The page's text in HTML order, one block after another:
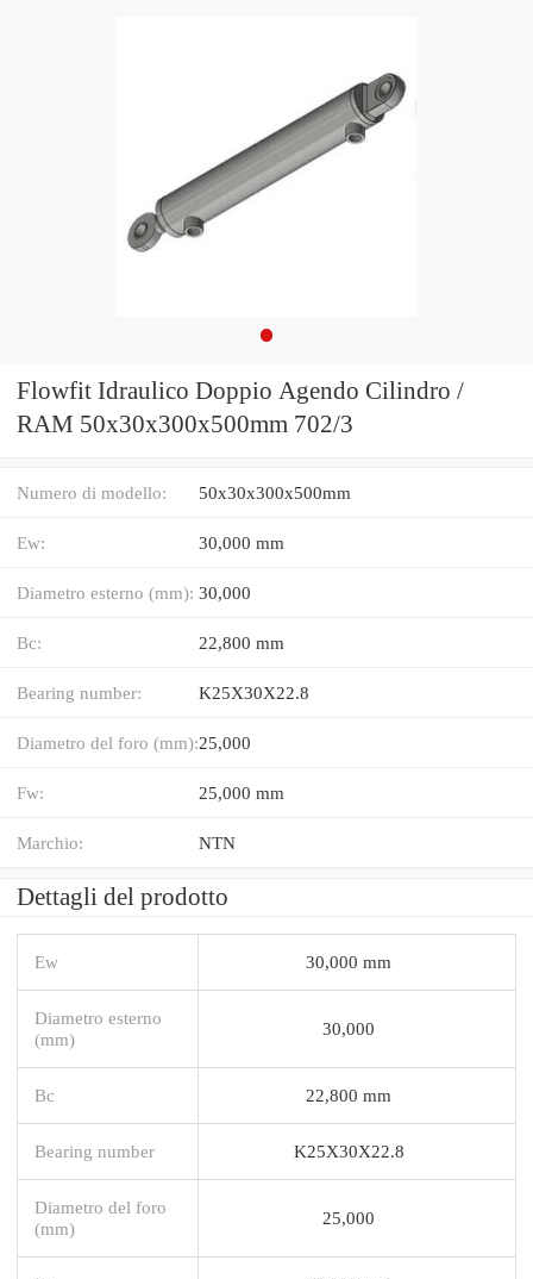
Flowfit Idraulico Doppio Agendo Cilindro /
RAM 50x30x300x500mm 702/3
Numero di modello: 50x30x300x500mm
Ew: 30,000 mm
Diametro esterno (mm): 30,000
Bc: 22,800 mm
Bearing number: K25X30X22.8
Diametro del foro (mm):25,000
Fw: 25,000 mm
Marchio: NTN
Dettagli del prodotto
Ew 30,000 mm
Diametro esterno
(mm)
30,000
Bc 22,800 mm
Bearing number K25X30X22.8
Diametro del foro
(mm)
25,000